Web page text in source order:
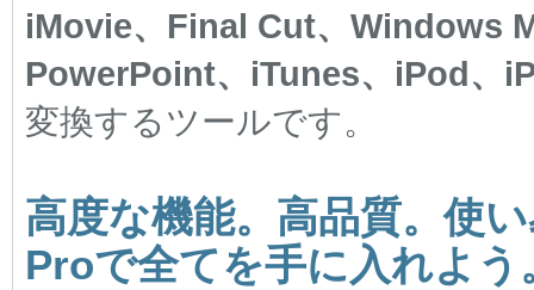
iMovie、Final Cut、Windows
PowerPoint、iTunes、iPod、
変換するツールです。
高度な機能。高品質。使
Proで全てを手に入れよう